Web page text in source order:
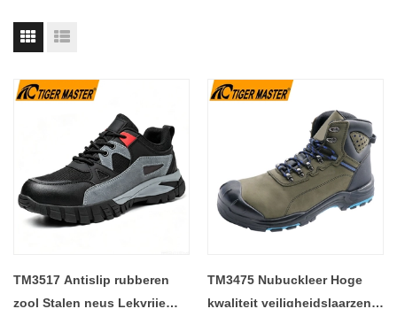
TM3517 Antislip rubberen
zool Stalen neus Lekvrije
TM3475 Nubuckleer Hoge
kwaliteit veiligheidslaarzen